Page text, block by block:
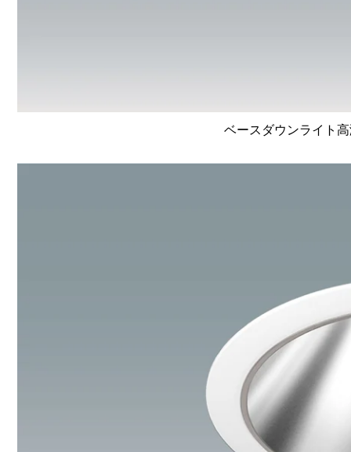
ベースダウンライト